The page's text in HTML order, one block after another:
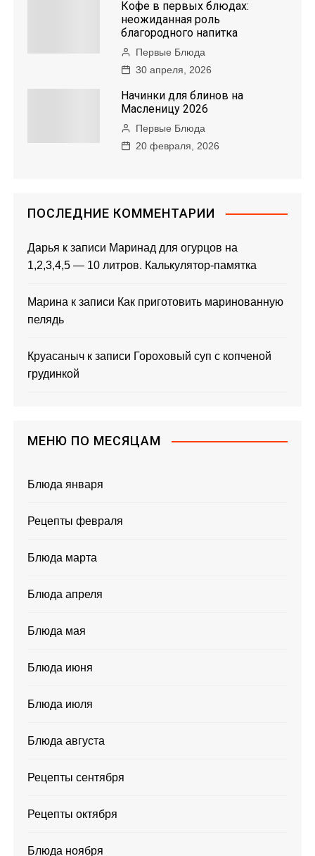
Кофе в первых блюдах:
неожиданная роль
благородного напитка
Первые Блюда
30 апреля, 2026
Начинки для блинов на
Масленицу 2026
Первые Блюда
20 февраля, 2026
ПОСЛЕДНИЕ КОММЕНТАРИИ
Дарья к записи Маринад для огурцов на
1,2,3,4,5 — 10 литров. Калькулятор-памятка
Марина к записи Как приготовить маринованную
пелядь
Круасаныч к записи Гороховый суп с копченой
грудинкой
МЕНЮ ПО МЕСЯЦАМ
Блюда января
Рецепты февраля
Блюда марта
Блюда апреля
Блюда мая
Блюда июня
Блюда июля
Блюда августа
Рецепты сентября
Рецепты октября
Блюда ноября